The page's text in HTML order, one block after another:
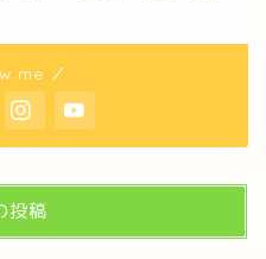
me ／
投稿